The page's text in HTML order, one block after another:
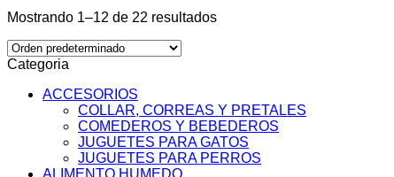
Mostrando 1–12 de 22 resultados
Categoria
ACCESORIOS
COLLAR, CORREAS Y PRETALES
COMEDEROS Y BEBEDEROS
JUGUETES PARA GATOS
JUGUETES PARA PERROS
ALIMENTO HUMEDO